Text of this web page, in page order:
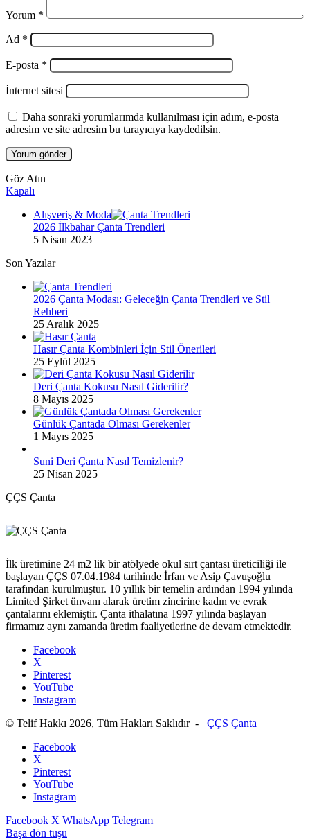
Yorum *
Ad *
E-posta *
İnternet sitesi
Daha sonraki yorumlarımda kullanılması için adım, e-posta
adresim ve site adresim bu tarayıcıya kaydedilsin.
Göz Atın
Kapalı
Alışveriş & Moda
2026 İlkbahar Çanta Trendleri
5 Nisan 2023
Son Yazılar
2026 Çanta Modası: Geleceğin Çanta Trendleri ve Stil
Rehberi
25 Aralık 2025
Hasır Çanta Kombinleri İçin Stil Önerileri
25 Eylül 2025
Deri Çanta Kokusu Nasıl Giderilir?
8 Mayıs 2025
Günlük Çantada Olması Gerekenler
1 Mayıs 2025
Suni Deri Çanta Nasıl Temizlenir?
25 Nisan 2025
ÇÇS Çanta
İlk üretimine 24 m2 lik bir atölyede okul sırt çantası üreticiliği ile
başlayan ÇÇS 07.04.1984 tarihinde İrfan ve Asip Çavuşoğlu
tarafından kurulmuştur. 10 yıllık bir temelin ardından 1994 yılında
Limited Şirket ünvanı alarak üretim zincirine kadın ve evrak
çantalarını eklemiştir. Çanta ithalatına 1997 yılında başlayan
firmamız aynı zamanda üretim faaliyetlerine de devam etmektedir.
Facebook
X
Pinterest
YouTube
Instagram
© Telif Hakkı 2026, Tüm Hakları Saklıdır - ÇÇS Çanta
Facebook
X
Pinterest
YouTube
Instagram
Facebook X WhatsApp Telegram
Başa dön tuşu